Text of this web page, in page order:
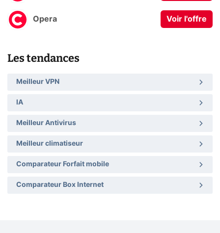
Opera Voir l'offre
Les tendances
Meilleur VPN
IA
Meilleur Antivirus
Meilleur climatiseur
Comparateur Forfait mobile
Comparateur Box Internet